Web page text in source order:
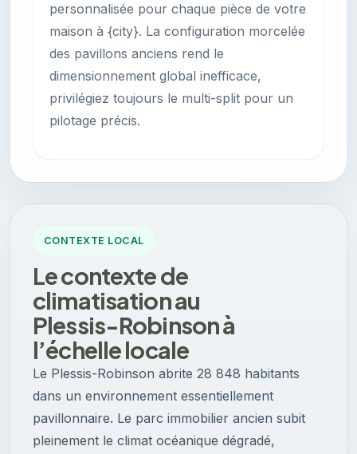
personnalisée pour chaque pièce de votre
maison à {city}. La configuration morcelée
des pavillons anciens rend le
dimensionnement global inefficace,
privilégiez toujours le multi-split pour un
pilotage précis.
CONTEXTE LOCAL
Le contexte de
climatisation au
Plessis-Robinson à
l’échelle locale
Le Plessis-Robinson abrite 28 848 habitants
dans un environnement essentiellement
pavillonnaire. Le parc immobilier ancien subit
pleinement le climat océanique dégradé,